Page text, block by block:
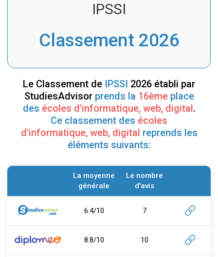
IPSSI
Classement 2026
Le Classement de IPSSI 2026 établi par
StudiesAdvisor prends la 16èmeplace
des écoles d'informatique, web, digital.
Ce classement des écoles
d'informatique, web, digital reprends les
éléments suivants:
La moyenne
générale
Le nombre
d'avis
6.4/10 7
8.8/10 10